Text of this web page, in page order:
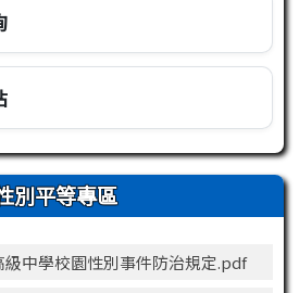
別平等專區
級中學校園性別事件防治規定.pdf